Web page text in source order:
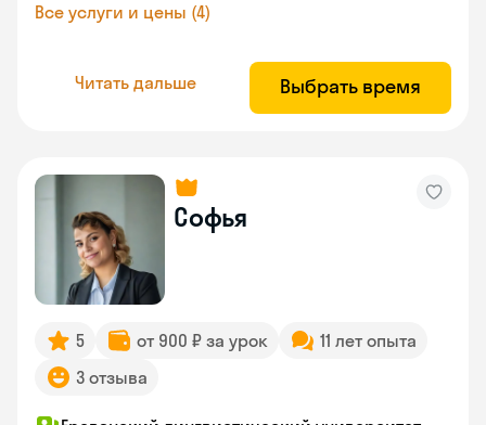
Все услуги и цены (4)
Читать дальше Выбрать время
Софья
5 от 900 ₽ за урок
11 лет опыта
3 отзыва